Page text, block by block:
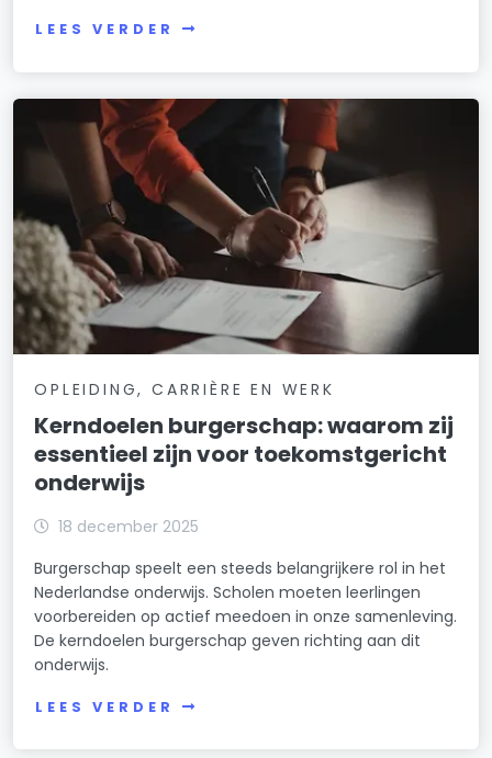
LEES VERDER
OPLEIDING, CARRIÈRE EN WERK
Kerndoelen burgerschap: waarom zij
essentieel zijn voor toekomstgericht
onderwijs
18 december 2025
Burgerschap speelt een steeds belangrijkere rol in het
Nederlandse onderwijs. Scholen moeten leerlingen
voorbereiden op actief meedoen in onze samenleving.
De kerndoelen burgerschap geven richting aan dit
onderwijs.
LEES VERDER